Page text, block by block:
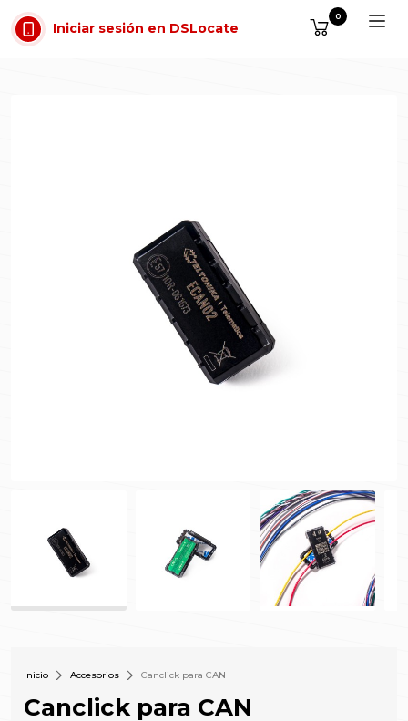
Saltar al contenido
Iniciar sesión en DSLocate
0
Inicio Accesorios Canclick para CAN
Canclick para CAN